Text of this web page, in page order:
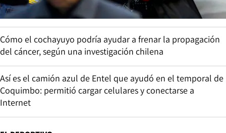
Cómo el cochayuyo podría ayudar a frenar la propagación
del cáncer, según una investigación chilena
Así es el camión azul de Entel que ayudó en el temporal de
Coquimbo: permitió cargar celulares y conectarse a
Internet